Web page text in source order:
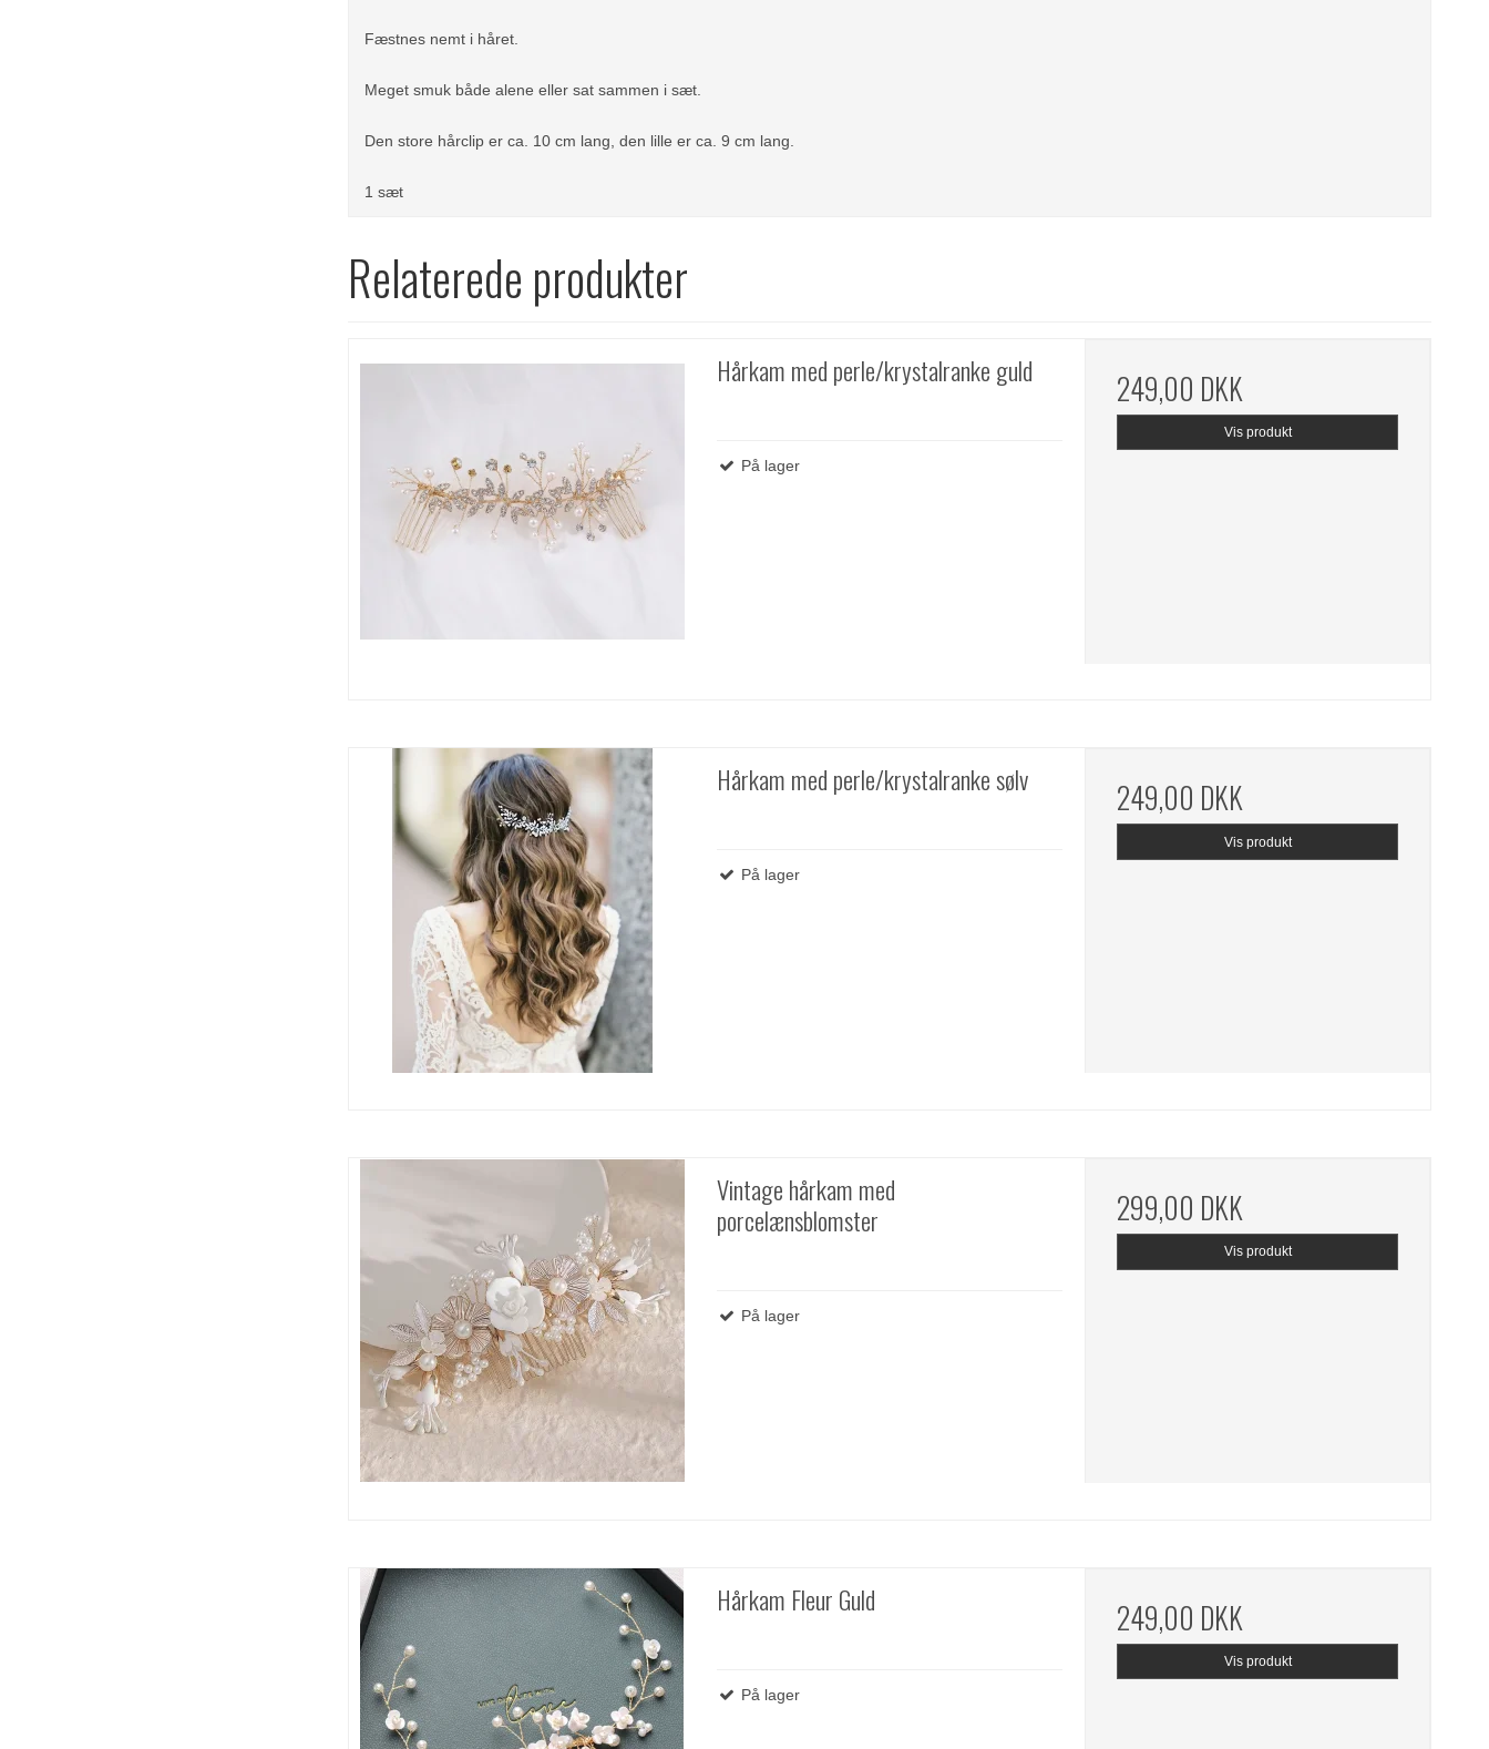
Fæstnes nemt i håret.
Meget smuk både alene eller sat sammen i sæt.
Den store hårclip er ca. 10 cm lang, den lille er ca. 9 cm lang.
1 sæt
Relaterede produkter
Hårkam med perle/krystalranke guld
På lager
249,00 DKK
Vis produkt
Hårkam med perle/krystalranke sølv
På lager
249,00 DKK
Vis produkt
Vintage hårkam med
porcelænsblomster
På lager
299,00 DKK
Vis produkt
Hårkam Fleur Guld
På lager
249,00 DKK
Vis produkt